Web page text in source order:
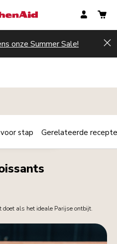
onze Summer Sale!
/ BRUNCH Print
Share
als het ideale Parijse ontbijt.
stap Gerelateerde